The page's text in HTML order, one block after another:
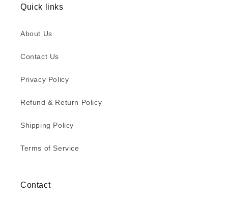
Quick links
About Us
Contact Us
Privacy Policy
Refund & Return Policy
Shipping Policy
Terms of Service
Contact